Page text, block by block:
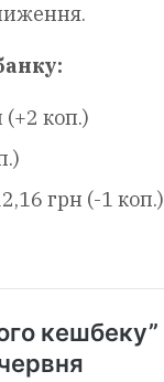
коп.)
грн (-1 коп.)